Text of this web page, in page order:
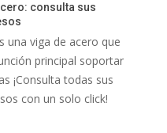
consulta sus
una viga de acero que
principal soportar
¡Consulta todas sus
con un solo click!